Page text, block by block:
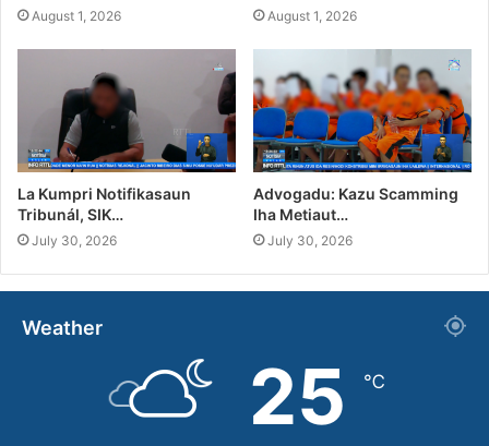
August 1, 2026 August 1, 2026
La Kumpri Notifikasaun
Tribunál, SIK…
July 30, 2026
Advogadu: Kazu Scamming
Iha Metiaut…
July 30, 2026
Weather
25 ℃